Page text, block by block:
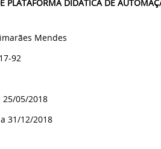
PLATAFORMA DIDÁTICA DE
Mendes
92
25/05/2018
31/12/2018